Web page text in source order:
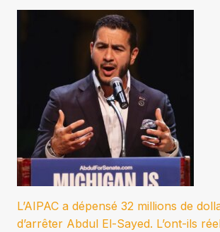
L’AIPAC a dépensé 32 millions de
d’arrêter Abdul El-Sayed. L’ont-ils